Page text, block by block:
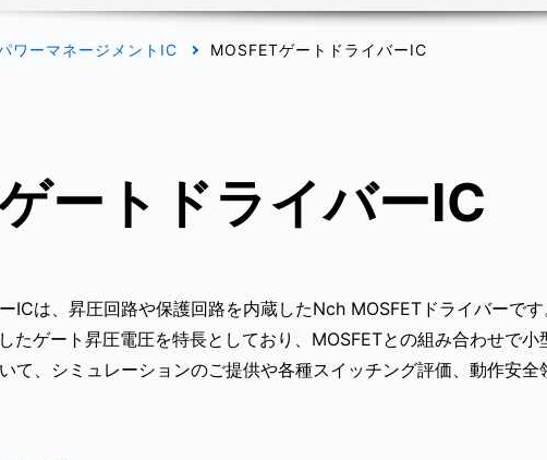
ワーマネージメントIC MOSFETゲートドライバーIC
ートドライバーIC
ICは、昇圧回路や保護回路を内蔵したNch MOSFETドライバーで
たゲート昇圧電圧を特長としており、MOSFETとの組み合わせで
て、シミュレーションのご提供や各種スイッチング評価、動作安